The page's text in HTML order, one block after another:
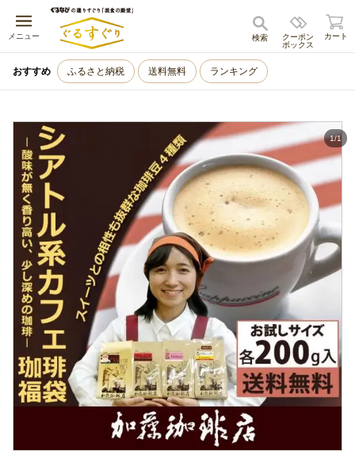
メニュー
キャンセル
クーポン
ボックス
検索 カート
おすすめ ふるさと納税 送料無料 ランキング
1/1